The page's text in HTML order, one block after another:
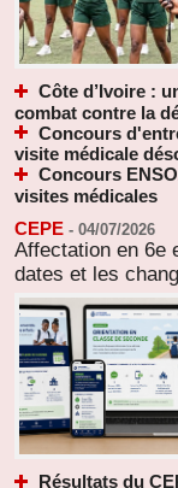
Côte d’Ivoire :
combat contre la
Concours
visite médicale
Concours
visites médicales
CEPE - 04/07/2026
Affectation en 6e
dates et les
Résultats du